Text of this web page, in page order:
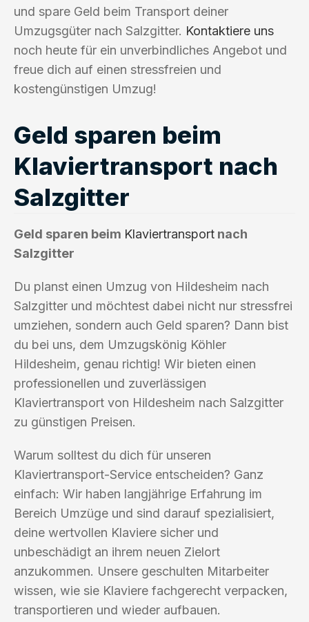
und spare Geld beim Transport deiner
Umzugsgüter nach Salzgitter. Kontaktiere uns
noch heute für ein unverbindliches Angebot und
freue dich auf einen stressfreien und
kostengünstigen Umzug!
Geld sparen beim
Klaviertransport nach
Salzgitter
Geld sparen beim Klaviertransport nach
Salzgitter
Du planst einen Umzug von Hildesheim nach
Salzgitter und möchtest dabei nicht nur stressfrei
umziehen, sondern auch Geld sparen? Dann bist
du bei uns, dem Umzugskönig Köhler
Hildesheim, genau richtig! Wir bieten einen
professionellen und zuverlässigen
Klaviertransport von Hildesheim nach Salzgitter
zu günstigen Preisen.
Warum solltest du dich für unseren
Klaviertransport-Service entscheiden? Ganz
einfach: Wir haben langjährige Erfahrung im
Bereich Umzüge und sind darauf spezialisiert,
deine wertvollen Klaviere sicher und
unbeschädigt an ihrem neuen Zielort
anzukommen. Unsere geschulten Mitarbeiter
wissen, wie sie Klaviere fachgerecht verpacken,
transportieren und wieder aufbauen.